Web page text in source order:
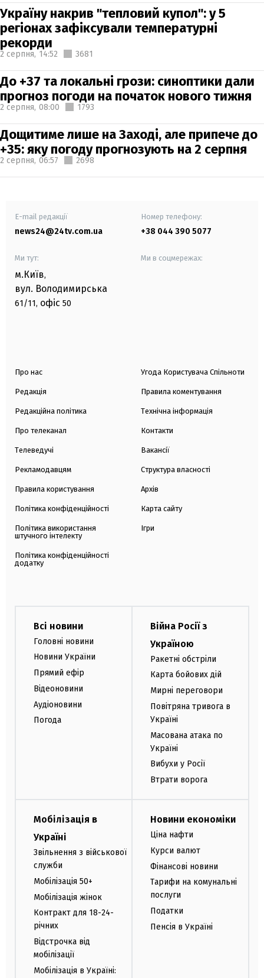
Україну накрив "тепловий купол": у 5
регіонах зафіксували температурні
рекорди
2 серпня, 14:52 3681
До +37 та локальні грози: синоптики дали
прогноз погоди на початок нового тижня
2 серпня, 08:00 1793
Дощитиме лише на Заході, але припече до
+35: яку погоду прогнозують на 2 серпня
2 серпня, 06:57 2698
E-mail редакції
news24@24tv.com.ua
Номер телефону:
+38 044 390 5077
Ми тут:
м.Київ,
вул. Володимирська
61/11, офіс 50
Ми в соцмережах:
Про нас
Редакція
Редакційна політика
Про телеканал
Телеведучі
Рекламодавцям
Правила користування
Політика конфіденційності
Політика використання
штучного інтелекту
Політика конфіденційності
додатку
Угода Користувача Спільноти
Правила коментування
Технічна інформація
Контакти
Вакансії
Структура власності
Архів
Карта сайту
Ігри
Всі новини
Головні новини
Новини України
Прямий ефір
Відеоновини
Аудіоновини
Погода
Війна Росії з
Україною
Ракетні обстріли
Карта бойових дій
Мирні переговори
Повітряна тривога в
Україні
Масована атака по
Україні
Вибухи у Росії
Втрати ворога
Мобілізація в
Україні
Звільнення з військової
служби
Мобілізація 50+
Мобілізація жінок
Контракт для 18-24-
річних
Відстрочка від
мобілізації
Мобілізація в Україні:
Новини економіки
Ціна нафти
Курси валют
Фінансові новини
Тарифи на комунальні
послуги
Податки
Пенсія в Україні